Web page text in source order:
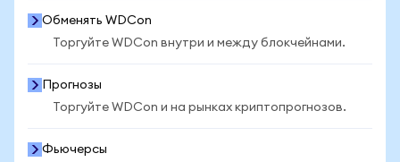
Обменять WDCon
Торгуйте WDCon внутри и между блокчейнами.
Прогнозы
Торгуйте WDCon и на рынках криптопрогнозов.
Фьючерсы